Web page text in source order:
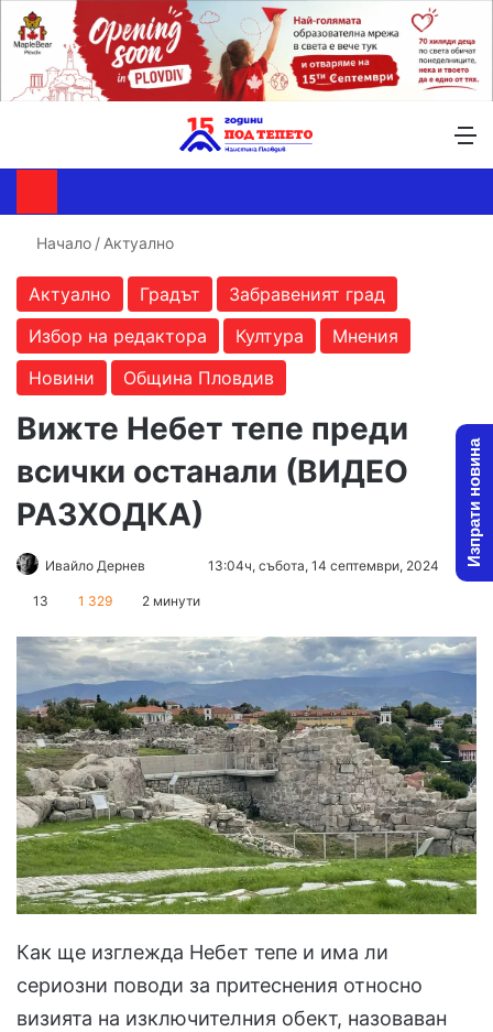
Начало / Актуално
Актуално Градът
Забравеният град
Избор на редактора
Култура
Мнения
Новини
Община Пловдив
Вижте Небет тепе преди
всички останали (ВИДЕО
РАЗХОДКА)
Ивайло Дернев
Send13:04ч, събота, 14 септември, 2024
13 1 329 2 минути
Как ще изглежда Небет тепе и има ли
сериозни поводи за притеснения относно
визията на изключителния обект, назоваван
Изпрати новина